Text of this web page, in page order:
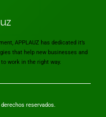
APPLAUZ has dedicated it’s
that help new businesses and
work in the right way.
reservados.